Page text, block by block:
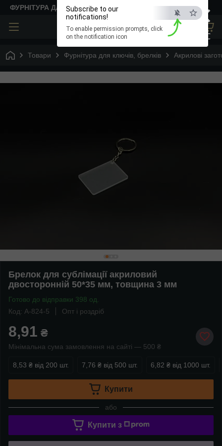
×
ESC
Subscribe to our
notifications!
To enable permission prompts, click
on the notification icon
ФУРНІТУРА ДЛЯ ТВОРЧОСТІ
Товари Фурнітура для ключів, брелків Акрилові
Брелок для сублімації акриловий
двосторонній 50*35 мм, товщина 3 мм
Готово до відправки 398 од.
Код: A-824-5
Опт і роздріб
8,91 ₴
Мінімальна сума замовлення на сайті — 500 ₴
8,53 ₴ від 200 шт. 7,76 ₴ від 500 шт. 6,82 ₴ від 1000 шт.
Купити
або
Купити з